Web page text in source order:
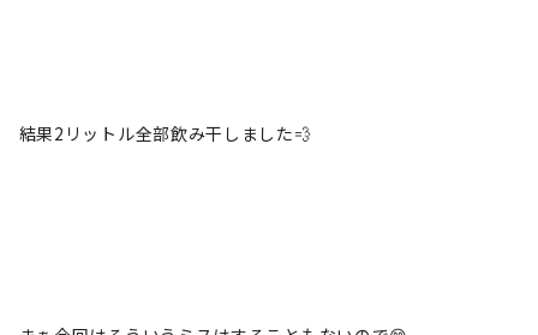
結果2リットル全部飲み干しました💨